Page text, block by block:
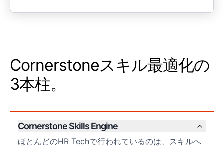
Cornerstoneスキル最適化の
3本柱。
Cornerstone Skills Engine
ほとんどのHR Techで行われているのは、スキルへ